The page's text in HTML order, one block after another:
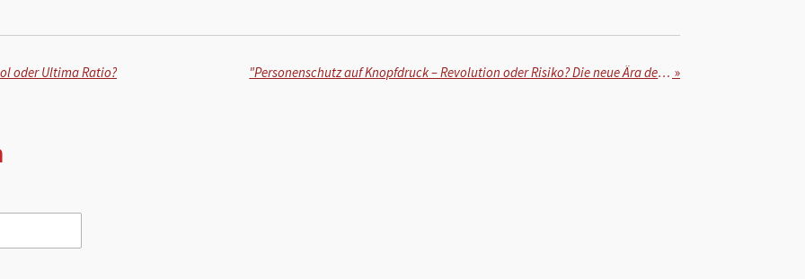
oder Ultima Ratio? "Personenschutz auf Knopfdruck – Revolution oder Risiko? Die neue Ära der On-Demand-Sicherheitsdienste" »